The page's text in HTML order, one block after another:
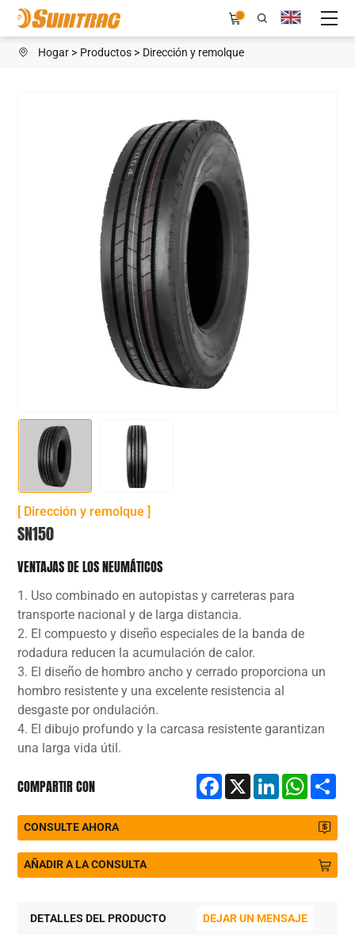
SN150 0
Hogar Productos Dirección y remolque
[ Dirección y remolque ]
SN150
VENTAJAS DE LOS NEUMÁTICOS
1. Uso combinado en autopistas y carreteras para
transporte nacional y de larga distancia.
2. El compuesto y diseño especiales de la banda de
rodadura reducen la acumulación de calor.
3. El diseño de hombro ancho y cerrado proporciona un
hombro resistente y una excelente resistencia al
desgaste por ondulación.
4. El dibujo profundo y la carcasa resistente garantizan
una larga vida útil.
COMPARTIR CON Facebook
X LinkedIn
CONSULTE AHORA
AÑADIR A LA CONSULTA
DETALLES DEL PRODUCTO DEJAR UN MENSAJE